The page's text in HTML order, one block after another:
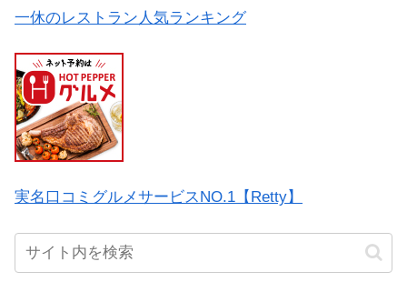
一休のレストラン人気ランキング
実名口コミグルメサービスNO.1【Retty】